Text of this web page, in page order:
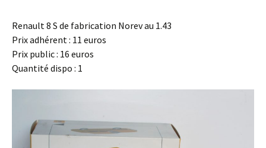
Renault 8 S de fabrication Norev au 1.43
Prix adhérent : 11 euros
Prix public : 16 euros
Quantité dispo : 1